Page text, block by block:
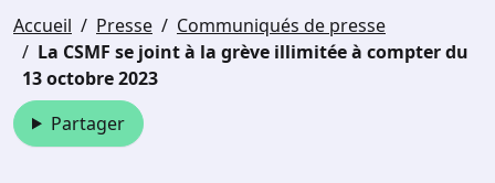
Accueil Presse
Communiqués de presse
La CSMF se joint à la grève illimitée à compter du
13 octobre 2023
Partager